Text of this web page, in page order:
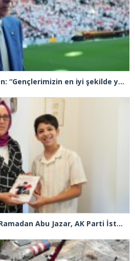
Cumhurbaşkanı Erdoğan: “Gençlerimizin en iyi şekilde yetişmeniz için tüm gücümüzle çalışıyoruz”
Gazze’nin çocuk elçisi Ramadan Abu Jazar, AK Parti İstanbul İl Başkanlığını ziyaret etti